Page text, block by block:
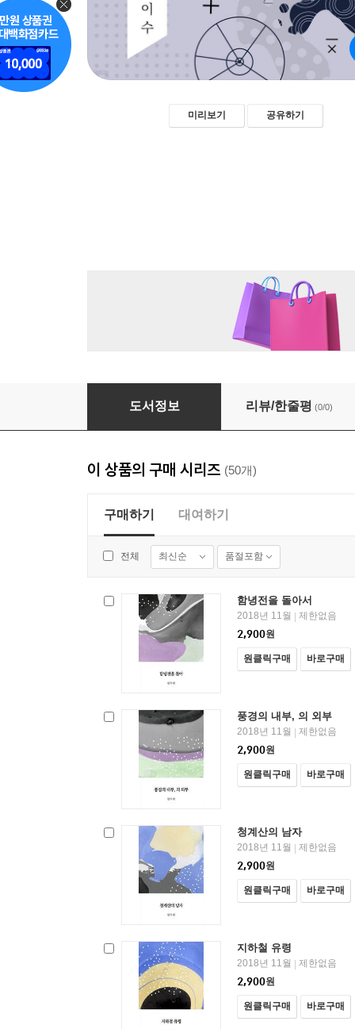
미리보기 공유하기
젤리피쉬
도서정보 리뷰/한줄평 (0/0)
이 상품의 구매 시리즈 (50개)
구매하기 대여하기
전체 최신순 품절포함
함녕전을 돌아서
2018년 11월 | 제한없음
2,900원
원클릭구매 바로구매
풍경의 내부, 의 외부
2018년 11월 | 제한없음
2,900원
원클릭구매 바로구매
청계산의 남자
2018년 11월 | 제한없음
2,900원
원클릭구매 바로구매
지하철 유령
2018년 11월 | 제한없음
2,900원
원클릭구매 바로구매